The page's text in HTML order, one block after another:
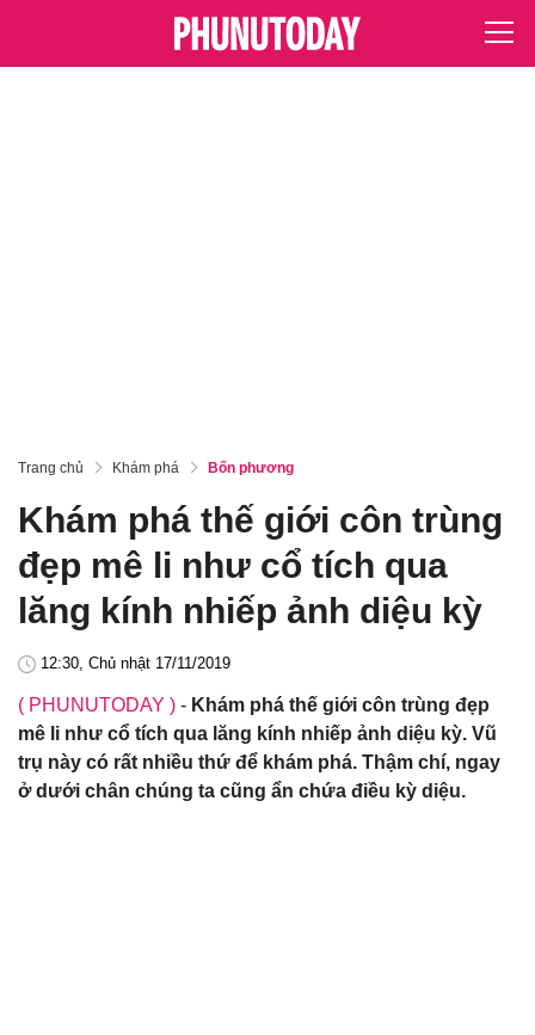
Trang chủ Khám phá Bốn phương
Khám phá thế giới côn trùng
đẹp mê li như cổ tích qua
lăng kính nhiếp ảnh diệu kỳ
12:30, Chủ nhật 17/11/2019
( PHUNUTODAY ) - Khám phá thế giới côn trùng đẹp
mê li như cổ tích qua lăng kính nhiếp ảnh diệu kỳ. Vũ
trụ này có rất nhiều thứ để khám phá. Thậm chí, ngay
ở dưới chân chúng ta cũng ẩn chứa điều kỳ diệu.